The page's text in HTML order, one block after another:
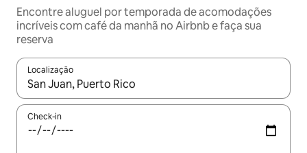
Encontre aluguel por temporada de acomodações
incríveis com café da manhã no Airbnb e faça sua
reserva
Localização
Quando os resultados estiverem disponíveis, explore-os
Check-in